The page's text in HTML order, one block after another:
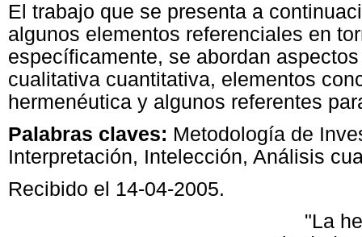
El trabajo que se presenta a
algunos elementos referenciales en
específicamente, se abordan
cualitativa cuantitativa, elementos
hermenéutica y algunos referentes
Palabras claves: Metodología de
Interpretación, Intelección, Análisis
Recibido el 14-04-2005.
"La